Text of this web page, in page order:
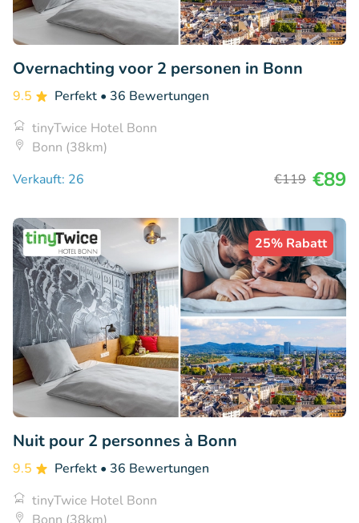
Overnachting voor 2 personen in Bonn
9.5 Perfekt • 36 Bewertungen
tinyTwice Hotel Bonn
Bonn (38km)
Verkauft: 26
€119 €89
25% Rabatt
Nuit pour 2 personnes à Bonn
9.5 Perfekt • 36 Bewertungen
tinyTwice Hotel Bonn